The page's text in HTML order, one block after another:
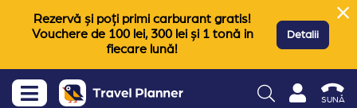
Rezervă și poți primi carburant gratis!
Vouchere de 100 lei, 300 lei și 1 tonă in
fiecare lună!
Detalii
SUNĂ